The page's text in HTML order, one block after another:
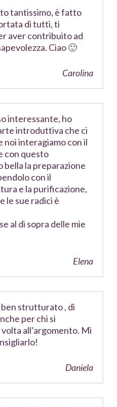
tantissimo, è fatto
di tutti, ti
aver contribuito ad
Ciao 🙂
Carolina
interessante, ho
introduttiva che ci
noi interagiamo con il
con questo
la preparazione
con il
e la purificazione,
le sue radici è
al di sopra delle mie
Elena
strutturato , di
per chi si
all’argomento. Mi
Daniela